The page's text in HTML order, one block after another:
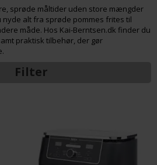
sprøde måltider uden store mængder
alt fra sprøde pommes frites til
måde. Hos Kai-Berntsen.dk finder du
praktisk tilbehør, der gør
Filter